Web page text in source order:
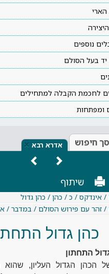
הארי
נוספים
יד בעל הסולם
לחכמת הקבלה למתחילים
ומפתחות
חיפוש אדרא רבא ×
שיתוף
/ אינדקס / כ / כהן / כהן גדול
/ זהר עם פירוש הסולם / במדבר /
כהן גדול
התחתון
הכהן הגדול העליון,